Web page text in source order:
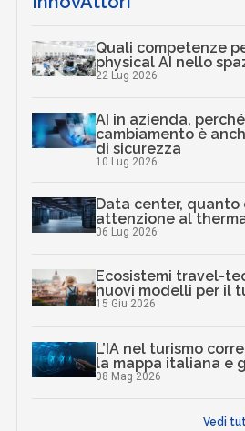
Quali competenze
physical AI nello
22 Lug 2026
AI in azienda,
cambiamento è
di sicurezza
10 Lug 2026
Data center, quanto
attenzione al
06 Lug 2026
Ecosistemi travel-
nuovi modelli per il
15 Giu 2026
L’IA nel turismo
la mappa italiana e
08 Mag 2026
Vedi